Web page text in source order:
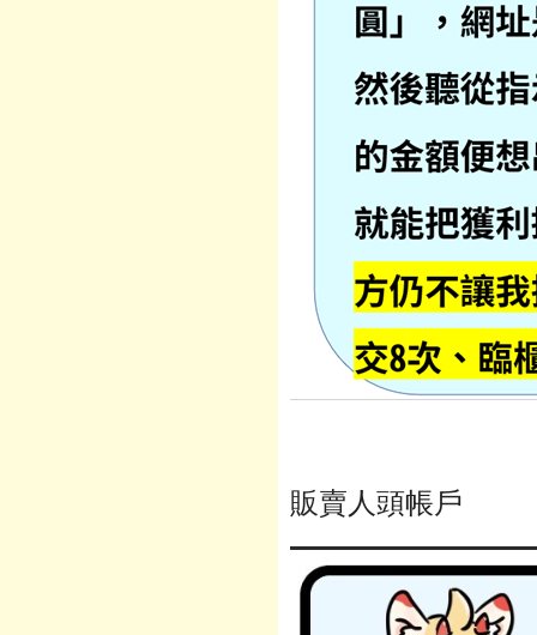
販賣人頭帳戶